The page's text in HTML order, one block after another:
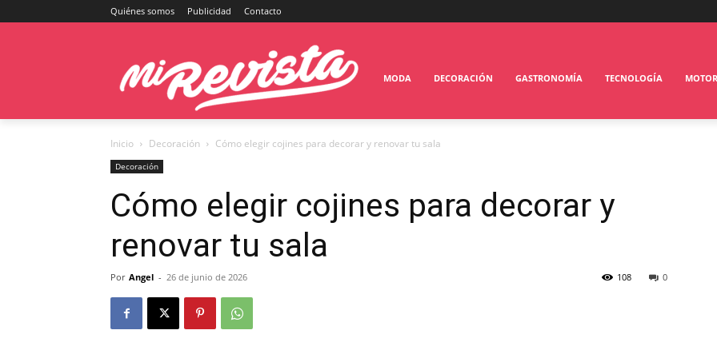
Quiénes somos Publicidad Contacto
MODA DECORACIÓN GASTRONOMÍA TECNOLOGÍA MOTOR
Inicio Decoración Cómo elegir cojines para decorar y renovar tu sala
Decoración
Cómo elegir cojines para decorar y
renovar tu sala
Por Angel - 26 de junio de 2026 0
108